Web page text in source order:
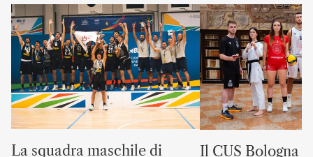
La squadra maschile di
Il CUS Bologna